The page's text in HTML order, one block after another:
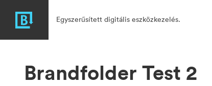
Egyszerűsített digitális eszközkezelés.
Brandfolder Test 2